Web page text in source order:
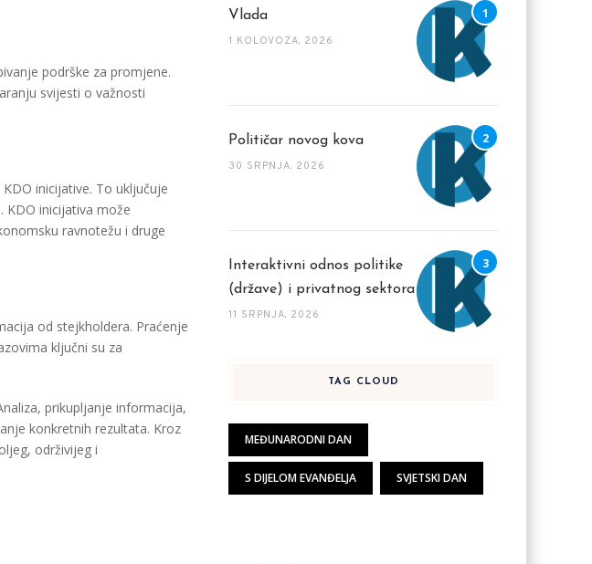
podrške za promjene.
svijesti o važnosti
inicijative. To uključuje
KDO inicijativa može
ravnotežu i druge
od stejkholdera. Praćenje
ključni su za
prikupljanje informacija,
konkretnih rezultata. Kroz
održivijeg i
Vlada
1 KOLOVOZA, 2026
Političar novog kova
30 SRPNJA, 2026
Interaktivni odnos politike
(države) i privatnog sektora
11 SRPNJA, 2026
TAG CLOUD
MEĐUNARODNI DAN
S DIJELOM EVANĐELJA SVJETSKI DAN